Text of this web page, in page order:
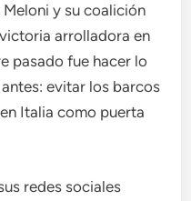
y su coalición
arrolladora en
pasado fue hacer lo
evitar los barcos
Italia como puerta
redes sociales